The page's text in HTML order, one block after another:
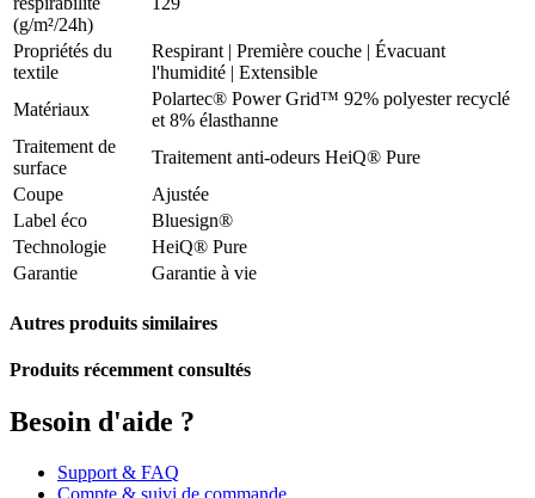
(g/m²/24h)
Propriétés du
textile
Respirant | Première couche | Évacuant
l'humidité | Extensible
Matériaux
Polartec® Power Grid™ 92% polyester recyclé
et 8% élasthanne
Traitement de
surface
Traitement anti-odeurs HeiQ® Pure
Coupe
Ajustée
Label éco
Bluesign®
Technologie
HeiQ® Pure
Garantie
Garantie à vie
Autres produits similaires
Produits récemment consultés
Besoin d'aide ?
Support & FAQ